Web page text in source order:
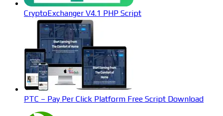
CryptoExchanger V4.1 PHP Script
PTC – Pay Per Click Platform Free Script Download